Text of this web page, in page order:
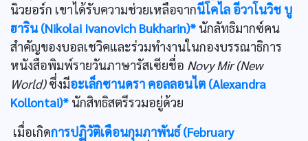
นิวยอร์ก เขาได้รับความช่วยเหลือจากนีโคไล อีวาโนวิช บู
ฮาริน (Nikolai Ivanovich Bukharin)* นักลัทธิมากซ์คน
สำคัญของบอลเชวิคและร่วมทำงานในกองบรรณาธิการ
หนังสือพิมพ์รายวันภาษารัสเซียชื่อ Novy Mir (New
World)ซึ่งมีอะเล็กซานดรา คอลลอนไต (Alexandra
Kollontai)* นักสิทธิสตรีรวมอยู่ด้วย
เมื่อเกิดการปฏิวัติเดือนกุมภาพันธ์ (February